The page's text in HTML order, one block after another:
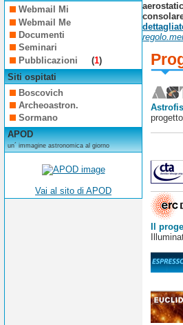
Webmail Mi
Webmail Me
Documenti
Seminari
Pubblicazioni
(1)
Siti ospitati
Boscovich
Archeoastron.
Sormano
APOD
un´ immagine astronomica al giorno
Vai al sito di APOD
Il